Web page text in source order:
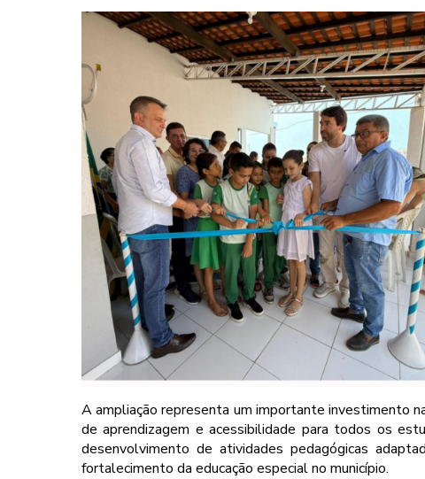
A ampliação representa um importante investimento
de aprendizagem e acessibilidade para todos os
desenvolvimento de atividades pedagógicas
fortalecimento da educação especial no município.